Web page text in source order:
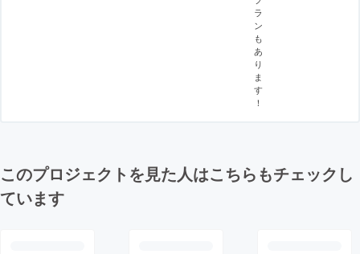
ラ
ン
も
あ
り
ま
す
！
このプロジェクトを見た人はこちらもチェックし
ています